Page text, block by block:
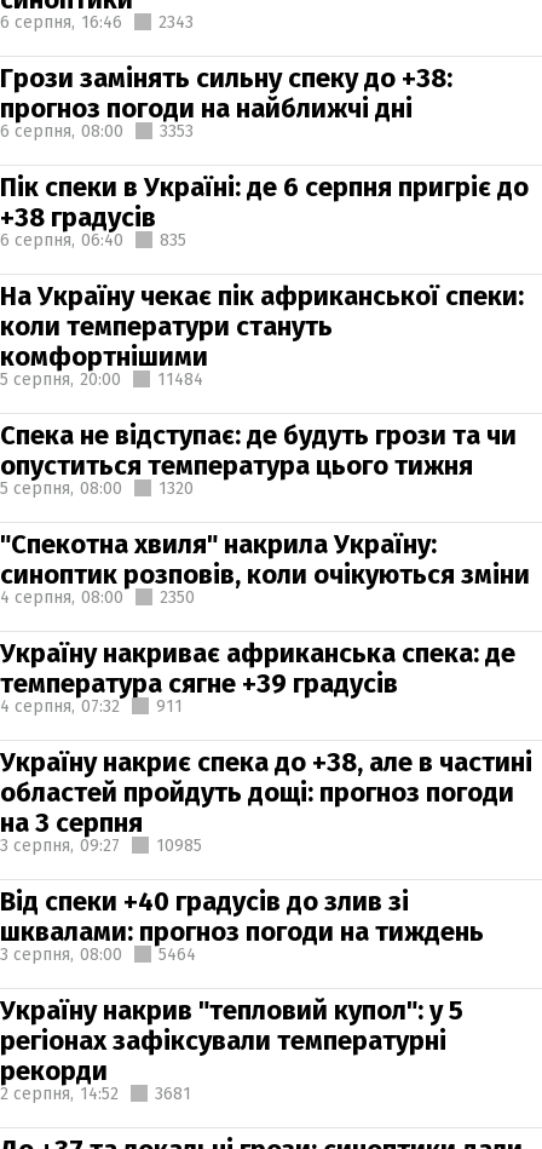
6 серпня, 16:46 2343
Грози замінять сильну спеку до +38:
прогноз погоди на найближчі дні
6 серпня, 08:00 3353
Пік спеки в Україні: де 6 серпня пригріє до
+38 градусів
6 серпня, 06:40 835
На Україну чекає пік африканської спеки:
коли температури стануть
комфортнішими
5 серпня, 20:00 11484
Спека не відступає: де будуть грози та чи
опуститься температура цього тижня
5 серпня, 08:00 1320
"Спекотна хвиля" накрила Україну:
синоптик розповів, коли очікуються зміни
4 серпня, 08:00 2350
Україну накриває африканська спека: де
температура сягне +39 градусів
4 серпня, 07:32 911
Україну накриє спека до +38, але в частині
областей пройдуть дощі: прогноз погоди
на 3 серпня
3 серпня, 09:27 10985
Від спеки +40 градусів до злив зі
шквалами: прогноз погоди на тиждень
3 серпня, 08:00 5464
Україну накрив "тепловий купол": у 5
регіонах зафіксували температурні
рекорди
2 серпня, 14:52 3681